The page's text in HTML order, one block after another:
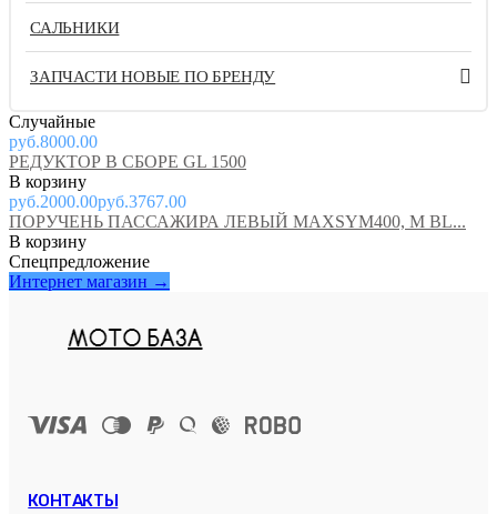
САЛЬНИКИ
ЗАПЧАСТИ НОВЫЕ ПО БРЕНДУ
Случайные
руб.8000.00
РЕДУКТОР В СБОРЕ GL 1500
руб.2000.00руб.3767.00
ПОРУЧЕНЬ ПАССАЖИРА ЛЕВЫЙ MAXSYM400, M BL...
Спецпредложение
Интернет магазин →
КОНТАКТЫ